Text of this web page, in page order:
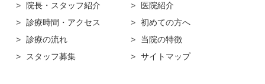
院長・スタッフ紹介
医院紹介
診療時間・アクセス
初めての方へ
診療の流れ
当院の特徴
スタッフ募集
サイトマップ